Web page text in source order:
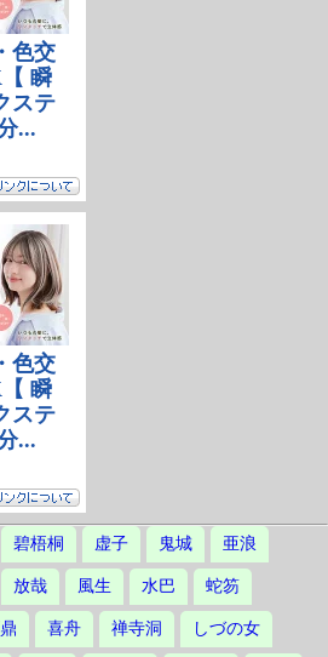
碧梧桐 虚子 鬼城 亜浪
放哉 風生 水巴 蛇笏
喜舟 禅寺洞 しづの女